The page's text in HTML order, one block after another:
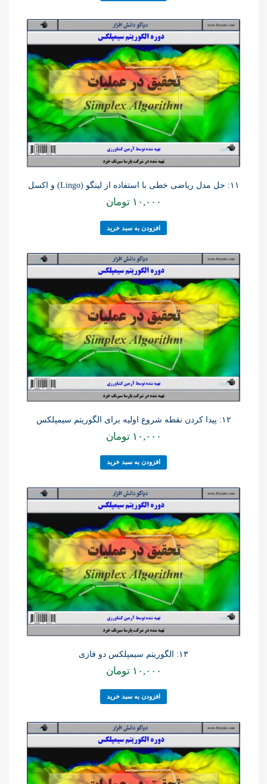
۱۱: حل مدل ریاضی خطی با استفاده از لینگو (Lingo) و اکسل
۱۰,۰۰۰ تومان
افزودن به سبد خرید
۱۲: پیدا کردن نقطه شروع اولیه برای الگوریتم سیمپلکس
۱۰,۰۰۰ تومان
افزودن به سبد خرید
۱۳: الگوریتم سیمپلکس دو فازی
۱۰,۰۰۰ تومان
افزودن به سبد خرید